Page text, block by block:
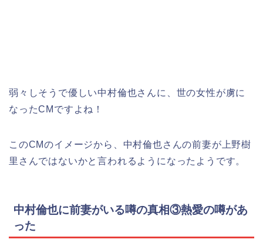
弱々しそうで優しい中村倫也さんに、世の女性が虜に
なったCMですよね！
このCMのイメージから、中村倫也さんの前妻が上野樹
里さんではないかと言われるようになったようです。
中村倫也に前妻がいる噂の真相③熱愛の噂があ
った